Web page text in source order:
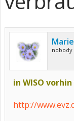
nobody
in WISO
http://